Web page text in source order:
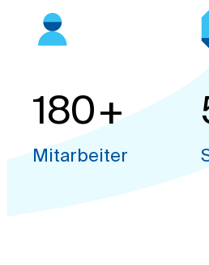
Mitarbeiter
180+